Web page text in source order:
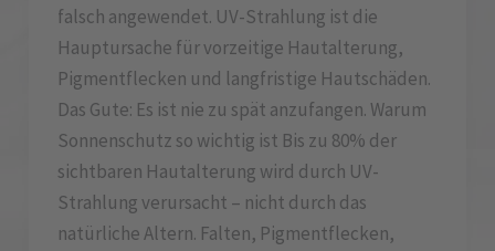
falsch angewendet. UV-Strahlung ist die
Hauptursache für vorzeitige Hautalterung,
Pigmentflecken und langfristige Hautschäden.
Das Gute: Es ist nie zu spät anzufangen. Warum
Sonnenschutz so wichtig ist Bis zu 80% der
sichtbaren Hautalterung wird durch UV-
Strahlung verursacht – nicht durch das
natürliche Altern. Falten, Pigmentflecken,